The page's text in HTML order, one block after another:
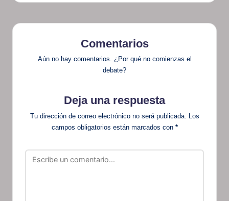
Comentarios
Aún no hay comentarios. ¿Por qué no comienzas el
debate?
Deja una respuesta
Tu dirección de correo electrónico no será publicada. Los
campos obligatorios están marcados con *